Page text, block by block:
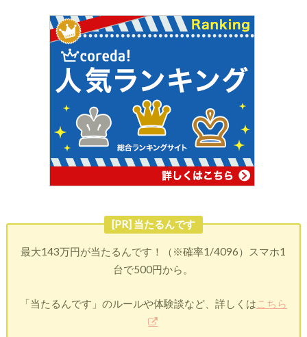
[PR] 当たるんです
最大143万円が当たるんです！（※確率1/4096）スマホ1
台で500円から。
「当たるんです」のルールや体験談など、詳しくは こちら